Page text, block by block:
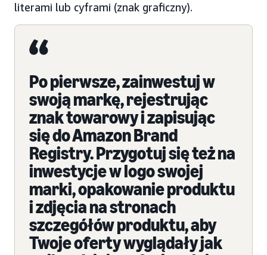
literami lub cyframi (znak graficzny).
Po pierwsze, zainwestuj w
swoją markę, rejestrując
znak towarowy i zapisując
się do Amazon Brand
Registry. Przygotuj się też na
inwestycje w logo swojej
marki, opakowanie produktu
i zdjęcia na stronach
szczegółów produktu, aby
Twoje oferty wyglądały jak